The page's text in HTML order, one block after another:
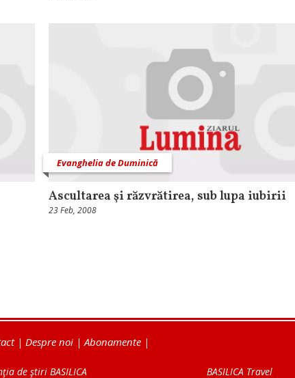
Evanghelia de Duminică
Ascultarea şi răzvrătirea, sub lupa iubirii
23 Feb, 2008
| Despre noi | Abonamente |
de ştiri BASILICA BASILICA Travel